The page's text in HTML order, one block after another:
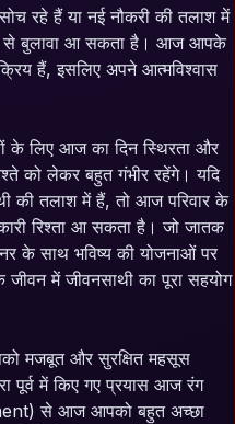
रहे हैं या नई नौकरी की तलाश में
से बुलावा आ सकता है। आज आपके
हैं, इसलिए अपने आत्मविश्वास
के लिए आज का दिन स्थिरता और
को लेकर बहुत गंभीर रहेंगे। यदि
की तलाश में हैं, तो आज परिवार के
रिश्ता आ सकता है। जो जातक
के साथ भविष्य की योजनाओं पर
में जीवनसाथी का पूरा सहयोग
मजबूत और सुरक्षित महसूस
पूर्व में किए गए प्रयास आज रंग
से आज आपको बहुत अच्छा